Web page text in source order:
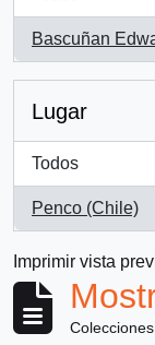
Bascuñan
, 1 resultados
Lugar
Todos
Penco (Chile)
, 1 resultados
Imprimir vista
Colecciones